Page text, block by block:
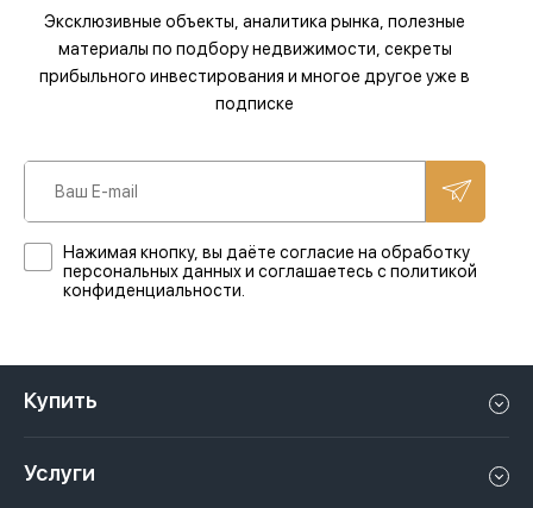
Эксклюзивные объекты, аналитика рынка, полезные
материалы по подбору недвижимости, секреты
прибыльного инвестирования и многое другое уже в
подписке
Нажимая кнопку, вы даёте согласие на обработку
персональных данных и соглашаетесь с политикой
конфиденциальности.
Купить
Услуги